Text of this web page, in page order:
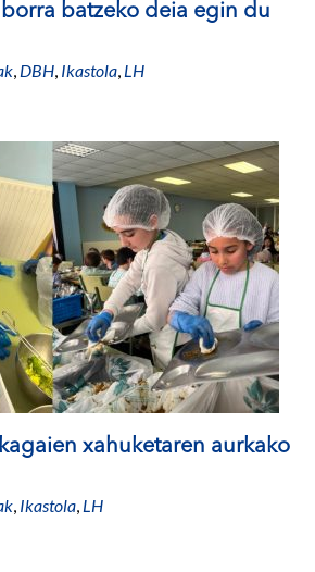
batzeko deia egin du
, DBH, Ikastola, LH
xahuketaren aurkako
, Ikastola, LH